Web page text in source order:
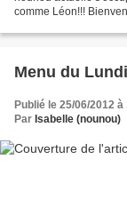
comme Léon!!!
Menu du
Publié le 25/06/2012 à
Par Isabelle (nounou)